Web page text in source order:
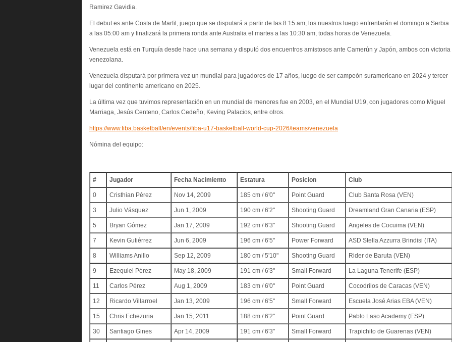
Ramirez Gavidia.
El debut es ante Costa de Marfil, juego que se disputará a partir de las 8:15 am, los nuestros luego enfrentarán el domingo a Serbia
a las 05:00 am y finalizará la primera ronda ante Australia el martes a las 10:30 am, todas horas de Venezuela.
Venezuela está en Turquía desde hace una semana y disputó dos encuentros amistosos ante Camerún y Japón, ambos con victoria
venezolana.
Venezuela disputará por primera vez un mundial para jugadores de 17 años, luego de ser campeón suramericano en 2024 y tercer
lugar del continente americano en 2025.
La última vez que tuvimos representación en un mundial de menores fue en 2003, en el Mundial U19, con jugadores como Miguel
Marriaga, Jesús Centeno, Carlos Cedeño, Keving Palacios, entre otros.
https://www.fiba.basketball/en/events/fiba-u17-basketball-world-cup-2026/teams/venezuela
Nómina del equipo:
# Jugador Fecha Nacimiento Estatura Posicion Club
0 Cristhian Pérez Nov 14, 2009 185 cm / 6'0" Point Guard Club Santa Rosa (VEN)
3 Julio Vásquez Jun 1, 2009 190 cm / 6'2" Shooting Guard Dreamland Gran Canaria (ESP)
5 Bryan Gómez Jan 17, 2009 192 cm / 6'3" Shooting Guard Angeles de Cocuima (VEN)
7 Kevin Gutiérrez Jun 6, 2009 196 cm / 6'5" Power Forward ASD Stella Azzurra Brindisi (ITA)
8 Williams Anillo Sep 12, 2009 180 cm / 5'10" Shooting Guard Rider de Baruta (VEN)
9 Ezequiel Pérez May 18, 2009 191 cm / 6'3" Small Forward La Laguna Tenerife (ESP)
11 Carlos Pérez Aug 1, 2009 183 cm / 6'0" Point Guard Cocodrilos de Caracas (VEN)
12 Ricardo Villarroel Jan 13, 2009 196 cm / 6'5" Small Forward Escuela José Arias EBA (VEN)
15 Chris Echezuria Jan 15, 2011 188 cm / 6'2" Point Guard Pablo Laso Academy (ESP)
30 Santiago Gines Apr 14, 2009 191 cm / 6'3" Small Forward Trapichito de Guarenas (VEN)